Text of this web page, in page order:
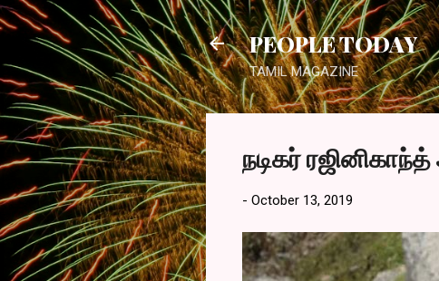
PEOPLE TODAY
TAMIL MAGAZINE
நடிகர்
- October 13, 2019